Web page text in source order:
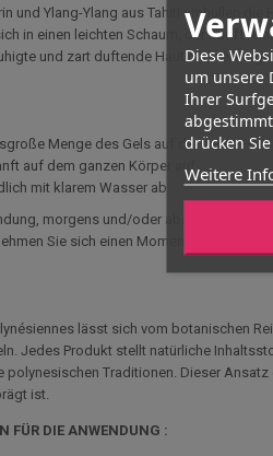
Diese
um unsere
Ihrer
drücken
Weitere
und Ylang-Ylang aus Tahiti umhüllen die
in einen leichten Schaum, dersanft
und zart duftende Haut und
Menge des Gels auf die nasse
auf dem ganzen Körper auf
mit klarem Wasser ab.
morgens und/oder abends, um die
Sie sich einen Moment Zeit, um
lässt sich vom botanischen
Jedes Produkt stellt natürliche
polynesischen Traditionen. Dieser
ist.
FÜR DIE ANWENDUNG :